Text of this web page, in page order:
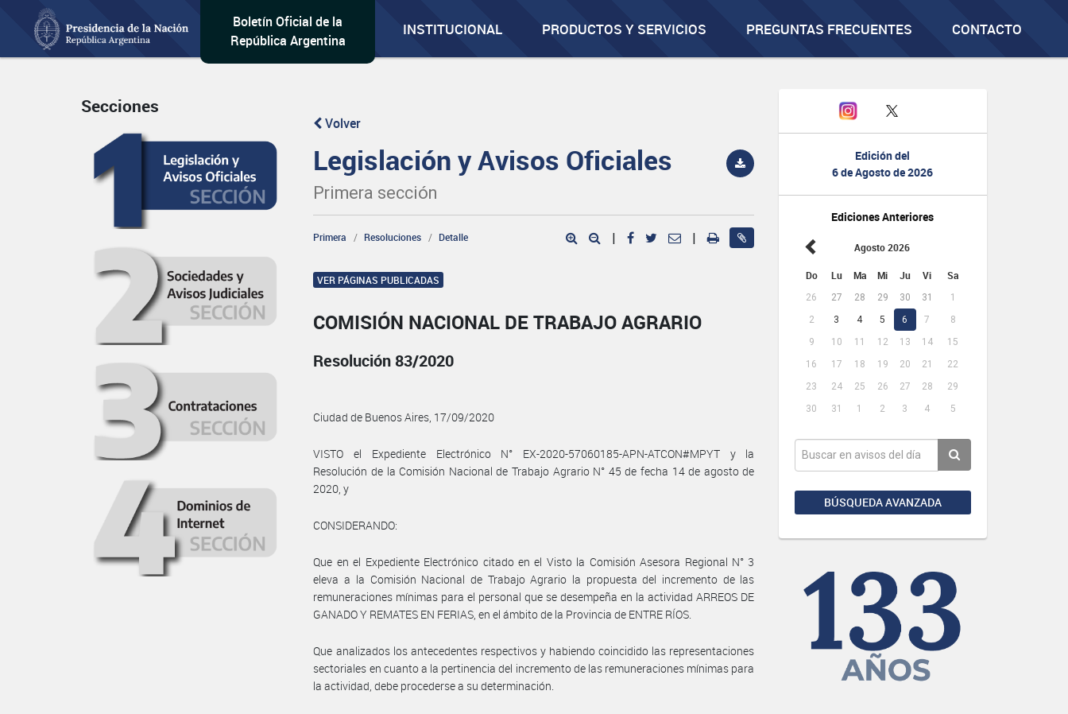
Boletín Oficial de la
República Argentina
INSTITUCIONAL PRODUCTOS Y SERVICIOS PREGUNTAS FRECUENTES CONTACTO
Edición del
6 de Agosto de 2026
Ediciones Anteriores
Agosto 2026
Do Lu Ma Mi Ju Vi Sa
26 27 28 29 30 31
1
2
3 4 5 6 7
8
9
10 11 12 13 14
15
16
17 18 19 20 21
22
23
24 25 26 27 28
29
30
31 1 2 3 4 5
BÚSQUEDA AVANZADA
Secciones
Volver
Legislación y Avisos Oficiales
Primera sección
Primera Resoluciones Detalle | |
VER PÁGINAS PUBLICADAS
COMISIÓN NACIONAL DE TRABAJO AGRARIO
Resolución 83/2020
Ciudad de Buenos Aires, 17/09/2020
VISTO el Expediente Electrónico N° EX-2020-57060185-APN-ATCON#MPYT y la
Resolución de la Comisión Nacional de Trabajo Agrario N° 45 de fecha 14 de agosto de
2020, y
CONSIDERANDO:
Que en el Expediente Electrónico citado en el Visto la Comisión Asesora Regional N° 3
eleva a la Comisión Nacional de Trabajo Agrario la propuesta del incremento de las
remuneraciones mínimas para el personal que se desempeña en la actividad ARREOS DE
GANADO Y REMATES EN FERIAS, en el ámbito de la Provincia de ENTRE RÍOS.
Que analizados los antecedentes respectivos y habiendo coincidido las representaciones
sectoriales en cuanto a la pertinencia del incremento de las remuneraciones mínimas para
la actividad, debe procederse a su determinación.